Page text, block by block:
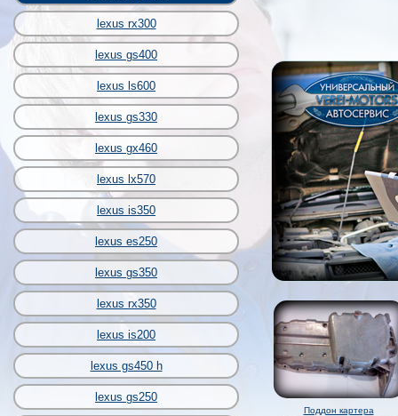
lexus rx300
lexus gs400
lexus ls600
lexus gs330
lexus gx460
lexus lx570
lexus is350
lexus es250
lexus gs350
lexus rx350
lexus is200
lexus gs450 h
lexus gs250
Поддон картера